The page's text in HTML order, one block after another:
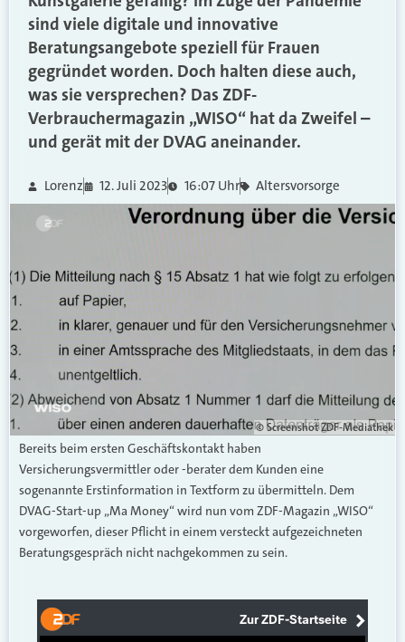
sind viele digitale und innovative
Beratungsangebote speziell für Frauen
gegründet worden. Doch halten diese auch,
was sie versprechen? Das ZDF-
Verbrauchermagazin „WISO“ hat da Zweifel –
und gerät mit der DVAG aneinander.
Lorenz 12. Juli 2023 16:07 Uhr Altersvorsorge
© Screenshot ZDF-Mediathek
Bereits beim ersten Geschäftskontakt haben
Versicherungsvermittler oder -berater dem Kunden eine
sogenannte Erstinformation in Textform zu übermitteln. Dem
DVAG-Start-up „Ma Money“ wird nun vom ZDF-Magazin „WISO“
vorgeworfen, dieser Pflicht in einem versteckt aufgezeichneten
Beratungsgespräch nicht nachgekommen zu sein.